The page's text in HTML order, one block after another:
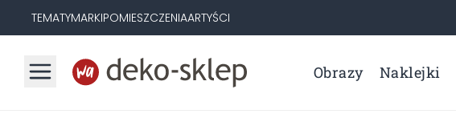
TEMATYMARKIPOMIESZCZENIAARTYŚCI
Obrazy Naklejki